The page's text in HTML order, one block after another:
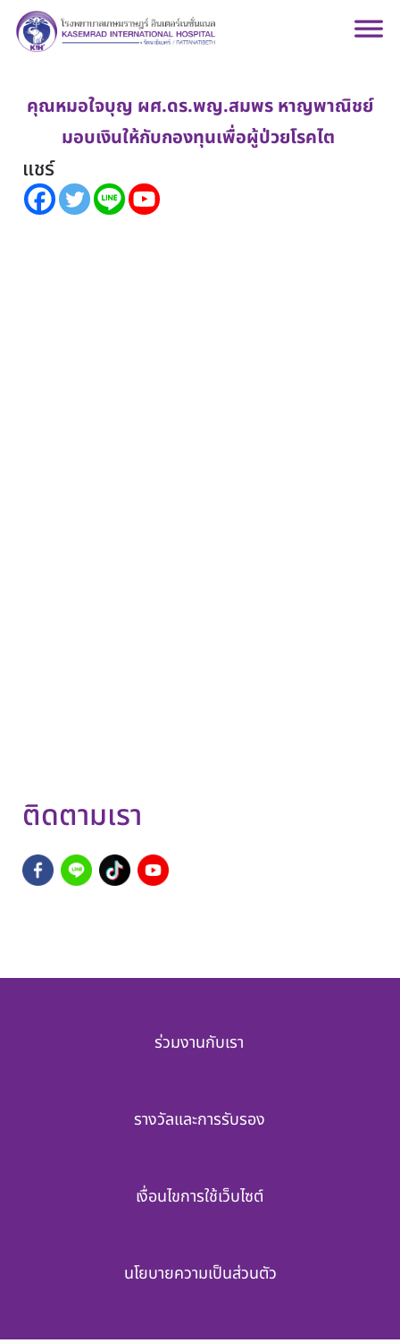
คุณหมอใจบุญ ผศ.ดร.พญ.สมพร หาญพาณิชย์
มอบเงินให้กับกองทุนเพื่อผู้ป่วยโรคไต
แชร์
ติดตามเรา
ร่วมงานกับเรา
รางวัลและการรับรอง
เงื่อนไขการใช้เว็บไซต์
นโยบายความเป็นส่วนตัว